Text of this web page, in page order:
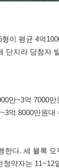
이 평균 4억
단지라 당첨자
만~3억 7000
억 8000만원
다. 세 블록
약자는 11~12